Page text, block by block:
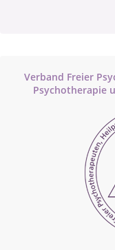
Verband Freier
Psychotherapie